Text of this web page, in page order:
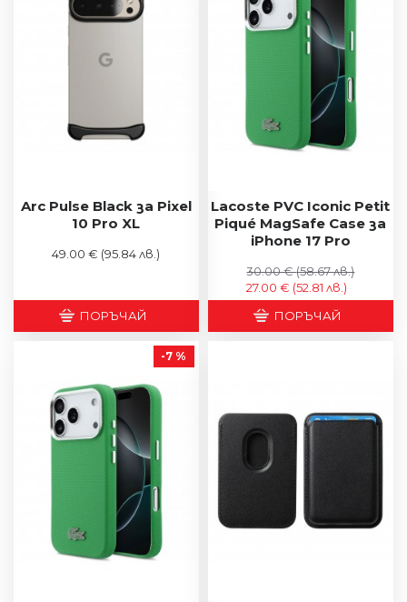
Arc Pulse Black за Pixel
10 Pro XL
49.00 € (95.84 лв.)
ПОРЪЧАЙ
Lacoste PVC Iconic Petit
Piqué MagSafe Case за
iPhone 17 Pro
27.00 € (52.81 лв.)
30.00 €(58.67 лв.)
ПОРЪЧАЙ
-7 %